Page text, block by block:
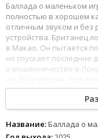
Баллада о маленьком
полностью в хорошем
отличным звуком и без
устройства. Британец
в Макао. Он пытается
но спускает последние
о мошенничестве в
надежду он видит в
проигравшихся
12345 678
Название:Баллада о